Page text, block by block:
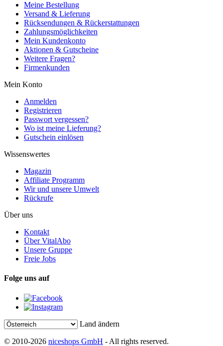
Meine Bestellung
Versand & Lieferung
Rücksendungen & Rückerstattungen
Zahlungsmöglichkeiten
Mein Kundenkonto
Aktionen & Gutscheine
Weitere Fragen?
Firmenkunden
Mein Konto
Anmelden
Registrieren
Passwort vergessen?
Wo ist meine Lieferung?
Gutschein einlösen
Wissenswertes
Magazin
Affiliate Programm
Wir und unsere Umwelt
Rückrufe
Über uns
Kontakt
Über VitalAbo
Unsere Gruppe
Freie Jobs
Folge uns auf
Land ändern
© 2010-2026 niceshops GmbH - All rights reserved.